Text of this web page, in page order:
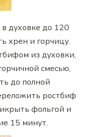
духовке до 120
хрен и горчицу.
из духовки,
смесью,
до полной
ростбиф
фольгой и
15 минут.